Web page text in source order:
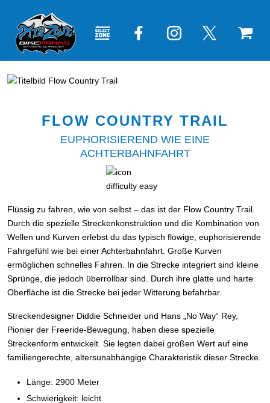
FLOW COUNTRY TRAIL
EUPHORISIEREND WIE EINE
ACHTERBAHNFAHRT
Flüssig zu fahren, wie von selbst – das ist der Flow Country Trail.
Durch die spezielle Streckenkonstruktion und die Kombination von
Wellen und Kurven erlebst du das typisch flowige, euphorisierende
Fahrgefühl wie bei einer Achterbahnfahrt. Große Kurven
ermöglichen schnelles Fahren. In die Strecke integriert sind kleine
Sprünge, die jedoch überrollbar sind. Durch ihre glatte und harte
Oberfläche ist die Strecke bei jeder Witterung befahrbar.
Streckendesigner Diddie Schneider und Hans „No Way“ Rey,
Pionier der Freeride-Bewegung, haben diese spezielle
Streckenform entwickelt. Sie legten dabei großen Wert auf eine
familiengerechte, altersunabhängige Charakteristik dieser Strecke.
Länge: 2900 Meter
Schwierigkeit: leicht